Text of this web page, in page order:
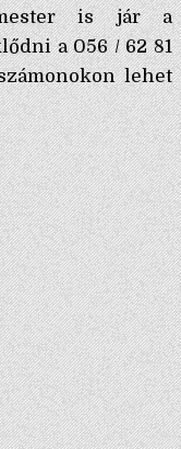
is jár a
a 056 / 62 81
lehet